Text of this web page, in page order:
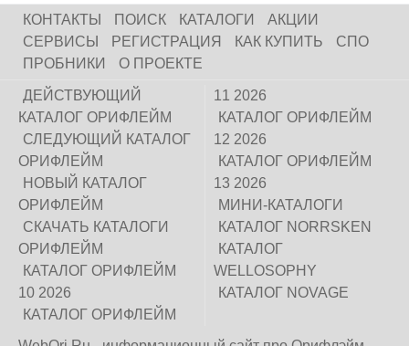
КОНТАКТЫ ПОИСК КАТАЛОГИ
АКЦИИ
СЕРВИСЫ
РЕГИСТРАЦИЯ КАК КУПИТЬ
СПО
ПРОБНИКИ
О ПРОЕКТЕ
ДЕЙСТВУЮЩИЙ
КАТАЛОГ ОРИФЛЕЙМ
СЛЕДУЮЩИЙ КАТАЛОГ
ОРИФЛЕЙМ
НОВЫЙ КАТАЛОГ
ОРИФЛЕЙМ
СКАЧАТЬ КАТАЛОГИ
ОРИФЛЕЙМ
КАТАЛОГ ОРИФЛЕЙМ
10 2026
КАТАЛОГ ОРИФЛЕЙМ
11 2026
КАТАЛОГ ОРИФЛЕЙМ
12 2026
КАТАЛОГ ОРИФЛЕЙМ
13 2026
МИНИ-КАТАЛОГИ
КАТАЛОГ NORRSKEN
КАТАЛОГ
WELLOSOPHY
КАТАЛОГ NOVAGE